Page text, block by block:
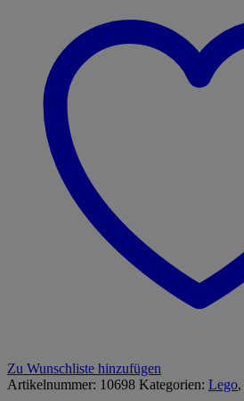
Zu Wunschliste hinzufügen
Artikelnummer: 10698 Kategorien: Lego,